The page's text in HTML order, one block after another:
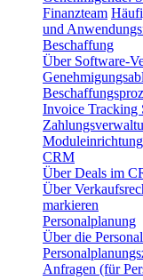
Finanzteam
und
Beschaffung
Über Software-
Invoice Tracking
Moduleinrichtung
CRM
Über Deals im
Über
markieren
Personalplanung
Über die
Anfragen (für